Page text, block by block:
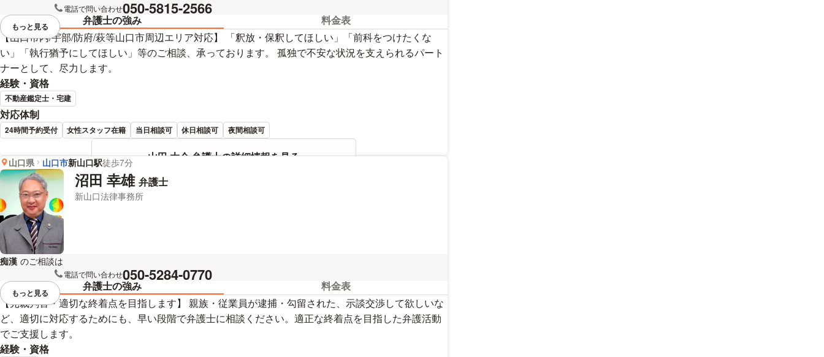
電話で問い合わせ050-5815-2566
弁護士の強み
料金表
【山口市内/宇部/防府/萩等山口市周辺エリア対応】 「釈放・保釈してほしい」「前科をつけたくな
い」「執行猶予にしてほしい」等のご相談、承っております。 孤独で不安な状況を支えられるパート
ナーとして、尽力します。
経験・資格
不動産鑑定士・宅建
対応体制
24時間予約受付 女性スタッフ在籍 当日相談可 休日相談可 夜間相談可
山田 大介 弁護士の詳細情報を見る
視覚的に省略されている要素を
もっと見る
山口県 山口市新山口駅徒歩7分
沼田 幸雄 弁護士
新山口法律事務所
痴漢 のご相談は
電話で問い合わせ050-5284-0770
弁護士の強み
料金表
【元裁判官・適切な終着点を目指します】 親族・従業員が逮捕・勾留された、示談交渉して欲しいな
ど、適切に対応するためにも、早い段階で弁護士に相談ください。適正な終着点を目指した弁護活動
でご支援します。
経験・資格
視覚的に省略されている要素を
もっと見る